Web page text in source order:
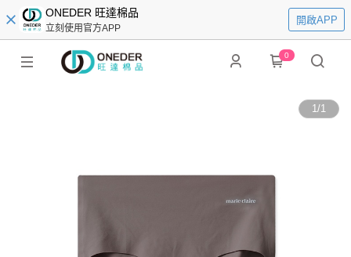
ONEDER 旺達棉品
立刻使用官方APP
開啟APP
0
1/1